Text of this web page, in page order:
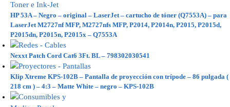
HP 53A – Negro – original – LaserJet – cartucho de tóner (Q7553A) – para
LaserJet M2727nf MFP, M2727nfs MFP, P2014, P2014n, P2015, P2015d,
P2015dn, P2015n, P2015x – Q7553A
Nexxt Patch Cord Cat6 3Ft. BL – 798302030541
Klip Xtreme KPS-102B – Pantalla de proyección con trípode – 86 pulgada (
218 cm ) – 4:3 – Matte White – negro – KPS-102B